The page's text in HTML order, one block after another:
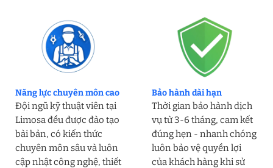
Năng lực chuyên môn cao
Đội ngũ kỹ thuật viên tại
Limosa đều được đào tạo
bài bản, có kiến thức
chuyên môn sâu và luôn
cập nhật công nghệ, thiết
Bảo hành dài hạn
Thời gian bảo hành dịch
vụ từ 3-6 tháng, cam kết
đúng hẹn - nhanh chóng
luôn bảo vệ quyền lợi
của khách hàng khi sử